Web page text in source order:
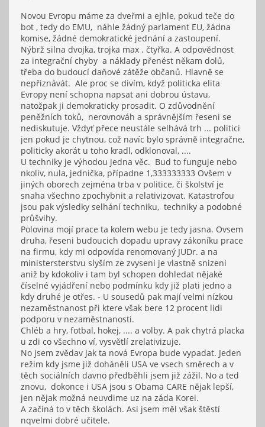
Novou Evropu máme za dveřmi a ejhle, pokud teče do
bot , tedy do EMU, náhle žádný parlament EU, žádna
komise, žádné demokratické jednání a zastoupení.
Nýbrž silna dvojka, trojka max . čtyřka. A odpovědnost
za integrační chyby a náklady přenést někam dolů,
třeba do budoucí daňové zátěže občanů. Hlavně se
nepřiznávát. Ale proc se divím, když politicka elita
Evropy není schopna napsat ani dobrou ústavu,
natožpak ji demokraticky prosadit. O zdůvodnění
peněžních toků, nerovnováh a správnějším řeseni se
nediskutuje. Vždyť přece neustále selhává trh ... politici
jen pokud je chytnou, což navíc bylo správně integračne,
politicky akorát u toho kradl, odklonoval, ....
U techniky je výhodou jedna věc. Bud to funguje nebo
nkoliv, nula, jednička, případne 1,333333333 Ovšem v
jiných oborech zejména trba v politice, či školství je
snaha všechno zpochybnit a relativizovat. Katastrofou
jsou pak výsledky selhání techniku, techniky a podobné
průšvihy.
Polovina mojí prace ta kolem webu je tedy jasna. Ovsem
druha, řeseni budoucich dopadu upravy zákoníku prace
na firmu, kdy mi odpovída renomovaný JUDr. a na
ministersterstvu slyším ze zvyseni je vlastně snizeni
aniž by kdokoliv i tam byl schopen dohledat nějaké
číselné vyjádření nebo podmínku kdy již plati jedno a
kdy druhé je otřes. - U sousedů pak mají velmi nízkou
nezaměstnanost při ktere však bere 12 procent lidi
podporu v nezaměstnanosti.
Chléb a hry, fotbal, hokej, .... a volby. A pak chytrá placka
u zdi co všechno ví, vysvětlí zrelativizuje.
No jsem zvědav jak ta nová Evropa bude vypadat. Jeden
režim kdy jsme již doháněli USA ve vsech směrech a v
těch sociálních davno předběhli jsem již zážil. No a ted
znovu, dokonce i USA jsou s Obama CARE nějak lepší,
jen nějak možná neuvdime uz na záda Korei.
A začíná to v těch školách. Asi jsem měl však štěstí
nqvelmi dobré učitele.